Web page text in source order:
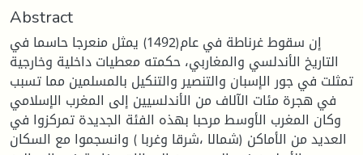
Abstract
إن سقوط غرناطة في عام(1492) يمثل منعرجا حاسما في
التاريخ الأندلسي والمغاربي، حكمته معطيات داخلية وخارجية
تمثلت في جور الإسبان والتنصير والتنكيل بالمسلمين مما تسبب
في هجرة مئات الآلاف من الأندلسيين إلى المغرب الإسلامي
وكان المغرب الأوسط مرحبا بهذه الفئة الجديدة تمركزوا في
العديد من الأماكن (شمالا ،شرقا وغربا ) وانسجموا مع السكان